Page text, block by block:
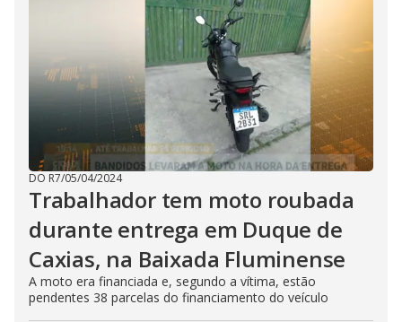
DO R7/05/04/2024
Trabalhador tem moto roubada
durante entrega em Duque de
Caxias, na Baixada Fluminense
A moto era financiada e, segundo a vítima, estão
pendentes 38 parcelas do financiamento do veículo